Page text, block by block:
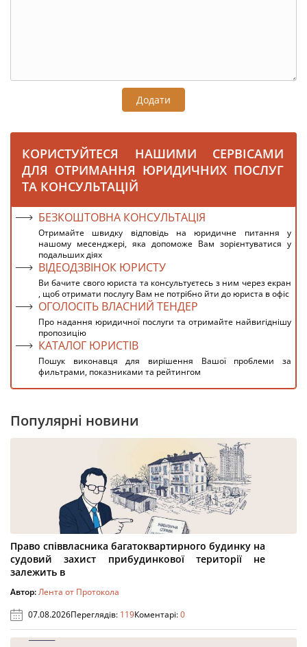
Додати
КОРИСТУЙТЕСЯ НАШИМИ СЕРВІСАМИ
ДЛЯ ОТРИМАННЯ ЮРИДИЧНИХ ПОСЛУГ
ТА КОНСУЛЬТАЦІЙ
БЕЗКОШТОВНА КОНСУЛЬТАЦІЯ
Отримайте швидку відповідь на юридичне питання у
нашому месенджері, яка допоможе Вам зорієнтуватися у
подальших діях
ВІДЕОДЗВІНОК ЮРИСТУ
Ви бачите свого юриста та консультуєтесь з ним через екран
, щоб отримати послугу Вам не потрібно йти до юриста в офіс
ОГОЛОСІТЬ ВЛАСНИЙ ТЕНДЕР
Про надання юридичної послуги та отримайте найвигіднішу
пропозицію
КАТАЛОГ ЮРИСТІВ
Пошук виконавця для вирішення Вашої проблеми за
фильтрами, показниками та рейтингом
Популярні новини
Право співвласника багатоквартирного будинку на
судовий захист прибудинкової території не
залежить в
Автор:Лента от Протокола
07.08.2026Переглядів: 119Коментарі:0